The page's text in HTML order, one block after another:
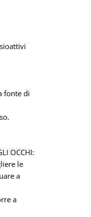
fonte di
OCCHI:
le
a
a